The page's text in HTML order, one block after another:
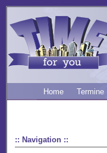
Home Termine
:: Navigation ::